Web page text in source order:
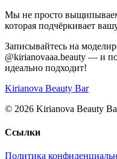
Мы не просто
которая подчёркивает
Записывайтесь на
@kirianovaaa.beauty — и
идеально подходит!
Kirianova Beauty Bar
© 2026 Kirianova Beauty
Ссылки
Политика